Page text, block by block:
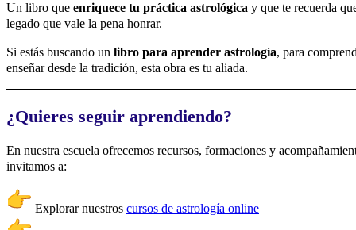
Un libro que enriquece tu práctica astrológica y que te recuerda
legado que vale la pena honrar.
Si estás buscando un libro para aprender astrología, para
enseñar desde la tradición, esta obra es tu aliada.
¿Quieres seguir aprendiendo?
En nuestra escuela ofrecemos recursos, formaciones y
invitamos a:
Explorar nuestros cursos de astrología online